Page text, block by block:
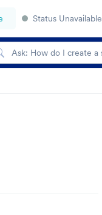
Status Unavailable
る